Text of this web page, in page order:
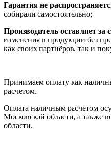
Гарантия не
собирали самостоятельно;
Производитель оставляет за
изменения в продукции без
как своих партнёров, так и
Принимаем оплату как
расчетом.
Оплата наличным расчетом
Московской области, а также
области.